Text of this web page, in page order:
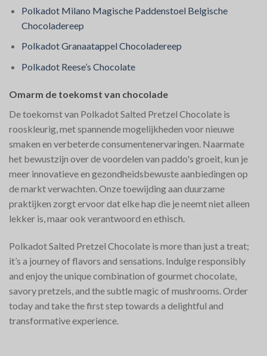
Polkadot Milano Magische Paddenstoel Belgische
Chocoladereep
Polkadot Granaatappel Chocoladereep
Polkadot Reese’s Chocolate
Omarm de toekomst van chocolade
De toekomst van Polkadot Salted Pretzel Chocolate is
rooskleurig, met spannende mogelijkheden voor nieuwe
smaken en verbeterde consumentenervaringen. Naarmate
het bewustzijn over de voordelen van paddo's groeit, kun je
meer innovatieve en gezondheidsbewuste aanbiedingen op
de markt verwachten. Onze toewijding aan duurzame
praktijken zorgt ervoor dat elke hap die je neemt niet alleen
lekker is, maar ook verantwoord en ethisch.
Polkadot Salted Pretzel Chocolate is more than just a treat;
it’s a journey of flavors and sensations. Indulge responsibly
and enjoy the unique combination of gourmet chocolate,
savory pretzels, and the subtle magic of mushrooms. Order
today and take the first step towards a delightful and
transformative experience.